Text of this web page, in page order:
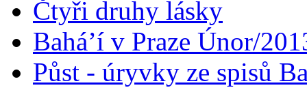
Čtyři druhy lásky
Bahá’í v Praze Únor/
Půst - úryvky ze spisů